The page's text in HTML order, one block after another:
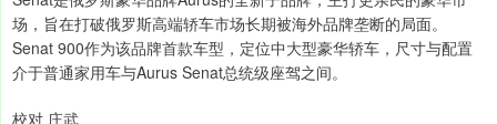
场，旨在打破俄罗斯高端轿车市场长期被海外品牌垄断的局面。
Senat 900作为该品牌首款车型，定位中大型豪华轿车，尺寸与配置
介于普通家用车与Aurus Senat总统级座驾之间。
校对 庄武